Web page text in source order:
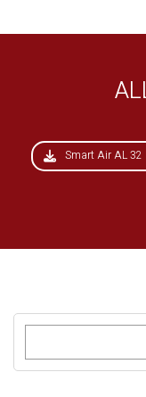
Smart Air AL 32
O
s